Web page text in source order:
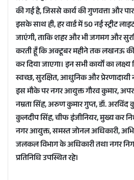
की गई है, जिससे कार्य की गुणवत्ता और
इसके साथ ही, हर वार्ड में 50 नई स्ट्रीट
जाएंगी, ताकि शहर और भी जगमग और
करती हूँ कि अक्टूबर महीने तक लखनऊ की
कर दिया जाएगा। इन सभी कार्यों का
स्वच्छ, सुरक्षित, आधुनिक और
इस मौके पर नगर आयुक्त गौरव कुमार,
नम्रता सिंह, अरुण कुमार गुप्त, डॉ.
कुलदीप सिंह, चीफ इंजीनियर, मुख्य कर
नगर आयुक्त, समस्त जोनल अधिकारी,
जलकल विभाग के अधिकारी तथा नगर
प्रतिनिधि उपस्थित रहे।